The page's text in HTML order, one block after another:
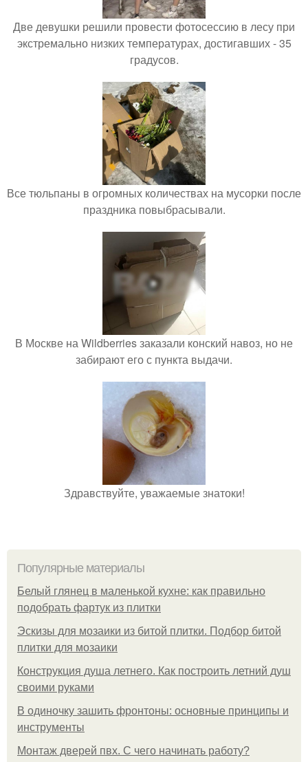
Две девушки решили провести фотосессию в лесу при
экстремально низких температурах, достигавших - 35
градусов.
Все тюльпаны в огромных количествах на мусорки после
праздника повыбрасывали.
В Москве на Wildberries заказали конский навоз, но не
забирают его с пункта выдачи.
Здравствуйте, уважаемые знатоки!
Популярные материалы
Белый глянец в маленькой кухне: как правильно
подобрать фартук из плитки
Эскизы для мозаики из битой плитки. Подбор битой
плитки для мозаики
Конструкция душа летнего. Как построить летний душ
своими руками
В одиночку зашить фронтоны: основные принципы и
инструменты
Монтаж дверей пвх. С чего начинать работу?